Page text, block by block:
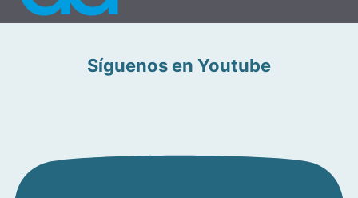
Síguenos en Youtube